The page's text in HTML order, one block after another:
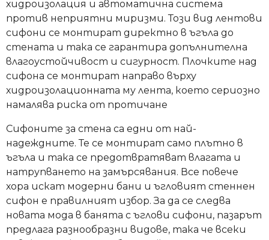
хидроизолация и автоматична система
против неприятни миризми. Този вид лентови
сифони се монтират директно в ъгъла до
стената и така се гарантира допълнителна
влагоустойчивост и сигурност. Плочките над
сифона се монтират направо върху
хидроизолационната му лента, което сериозно
намалява риска от протичане
Сифоните за стена са едни от най-
надеждните. Те се монтират само плътно в
ъгъла и така се предотвратяват влагата и
натрупването на замърсявания. Все повече
хора искат модерни бани и ъгловият стеннен
сифон е правилният избор. За да се следва
новата мода в банята с ъглови сифони, пазарът
предлага разнообразни видове, така че всеки